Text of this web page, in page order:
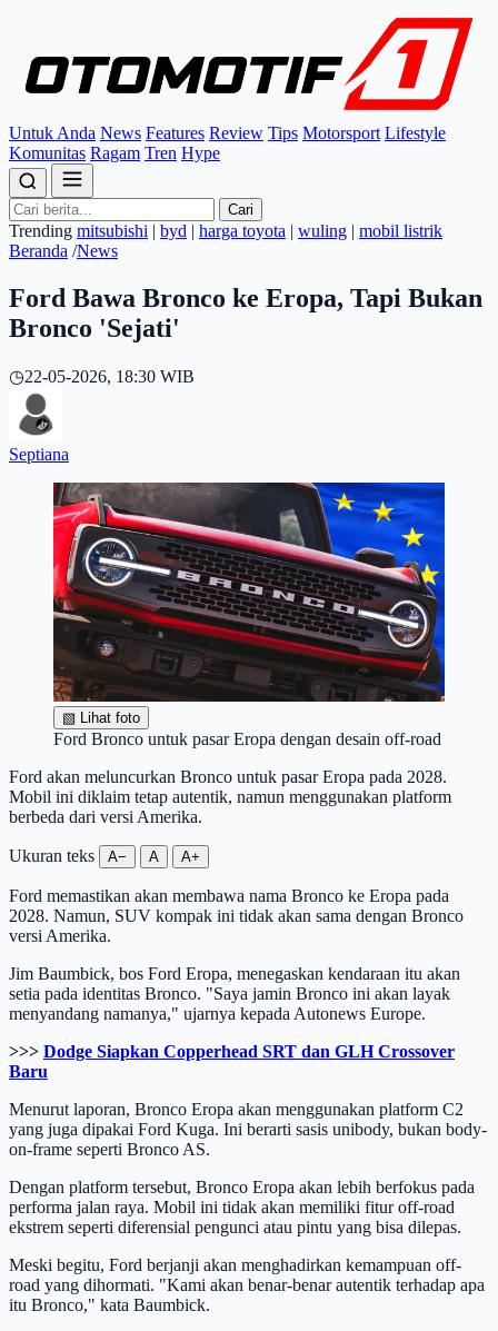
Untuk Anda News Features Review Tips Motorsport Lifestyle
Komunitas Ragam Tren Hype
Cari
Trending mitsubishi | byd | harga toyota | wuling | mobil listrik
Beranda /News
Ford Bawa Bronco ke Eropa, Tapi Bukan
Bronco 'Sejati'
◷22-05-2026, 18:30 WIB
Septiana
▧ Lihat foto
Ford Bronco untuk pasar Eropa dengan desain off-road
Ford akan meluncurkan Bronco untuk pasar Eropa pada 2028.
Mobil ini diklaim tetap autentik, namun menggunakan platform
berbeda dari versi Amerika.
Ukuran teks A− A A+
Ford memastikan akan membawa nama Bronco ke Eropa pada
2028. Namun, SUV kompak ini tidak akan sama dengan Bronco
versi Amerika.
Jim Baumbick, bos Ford Eropa, menegaskan kendaraan itu akan
setia pada identitas Bronco. "Saya jamin Bronco ini akan layak
menyandang namanya," ujarnya kepada Autonews Europe.
>>> Dodge Siapkan Copperhead SRT dan GLH Crossover
Baru
Menurut laporan, Bronco Eropa akan menggunakan platform C2
yang juga dipakai Ford Kuga. Ini berarti sasis unibody, bukan body-
on-frame seperti Bronco AS.
Dengan platform tersebut, Bronco Eropa akan lebih berfokus pada
performa jalan raya. Mobil ini tidak akan memiliki fitur off-road
ekstrem seperti diferensial pengunci atau pintu yang bisa dilepas.
Meski begitu, Ford berjanji akan menghadirkan kemampuan off-
road yang dihormati. "Kami akan benar-benar autentik terhadap apa
itu Bronco," kata Baumbick.